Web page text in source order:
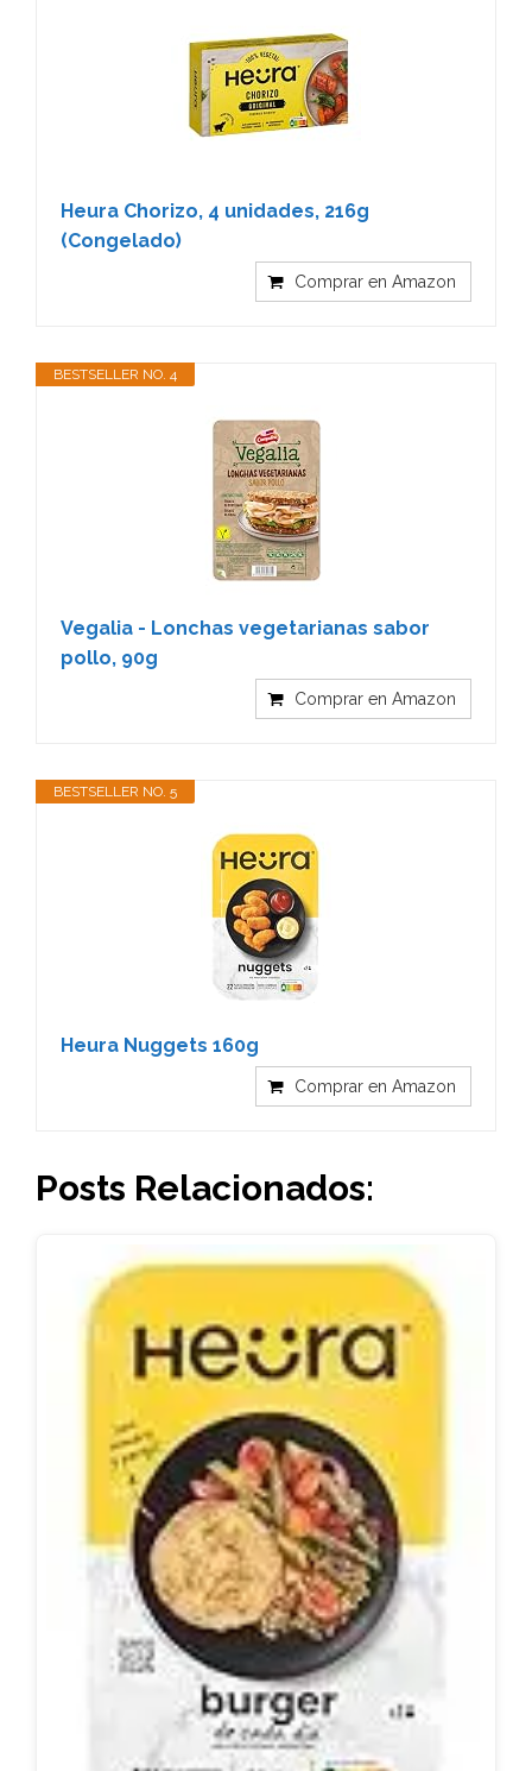
Heura Chorizo, 4 unidades, 216g
(Congelado)
Comprar en Amazon
BESTSELLER NO. 4
Vegalia - Lonchas vegetarianas sabor
pollo, 90g
Comprar en Amazon
BESTSELLER NO. 5
Heura Nuggets 160g
Comprar en Amazon
Posts Relacionados: